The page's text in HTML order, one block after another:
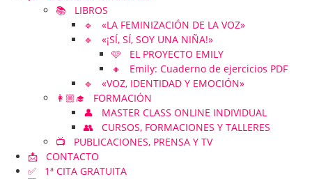
📚 LIBROS
🔹 «LA FEMINIZACIÓN DE LA VOZ»
🔹 «¡SÍ, SÍ, SOY UNA NIÑA!»
🩷 EL PROYECTO EMILY
🔸 Emily: Cuaderno de ejercicios PDF
🔹 «VOZ, IDENTIDAD Y EMOCIÓN»
👩🏼‍🎓 FORMACIÓN
👤 MASTER CLASS ONLINE INDIVIDUAL
👥 CURSOS, FORMACIONES Y TALLERES
📺 PUBLICACIONES, PRENSA Y TV
📩 CONTACTO
✅ 1ª CITA GRATUITA